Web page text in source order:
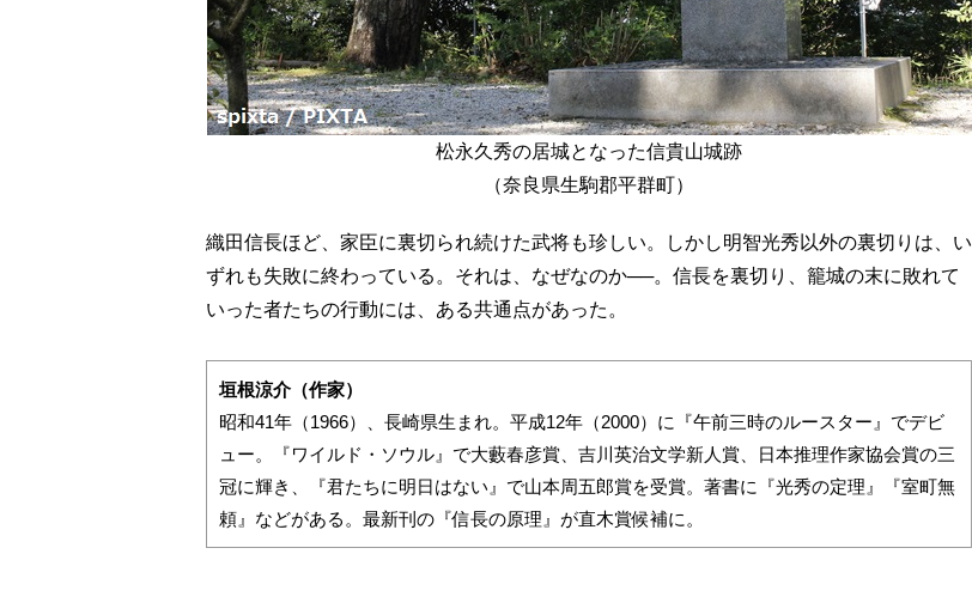
松永久秀の居城となった信貴山城跡
（奈良県生駒郡平群町）
織田信長ほど、家臣に裏切られ続けた武将も珍しい。しかし明智光秀以外の裏切りは、い
ずれも失敗に終わっている。それは、なぜなのか──。信長を裏切り、籠城の末に敗れて
いった者たちの行動には、ある共通点があった。
垣根涼介（作家）
昭和41年（1966）、長崎県生まれ。平成12年（2000）に『午前三時のルースター』でデビ
ュー。『ワイルド・ソウル』で大藪春彦賞、吉川英治文学新人賞、日本推理作家協会賞の三
冠に輝き、『君たちに明日はない』で山本周五郎賞を受賞。著書に『光秀の定理』『室町無
頼』などがある。最新刊の『信長の原理』が直木賞候補に。